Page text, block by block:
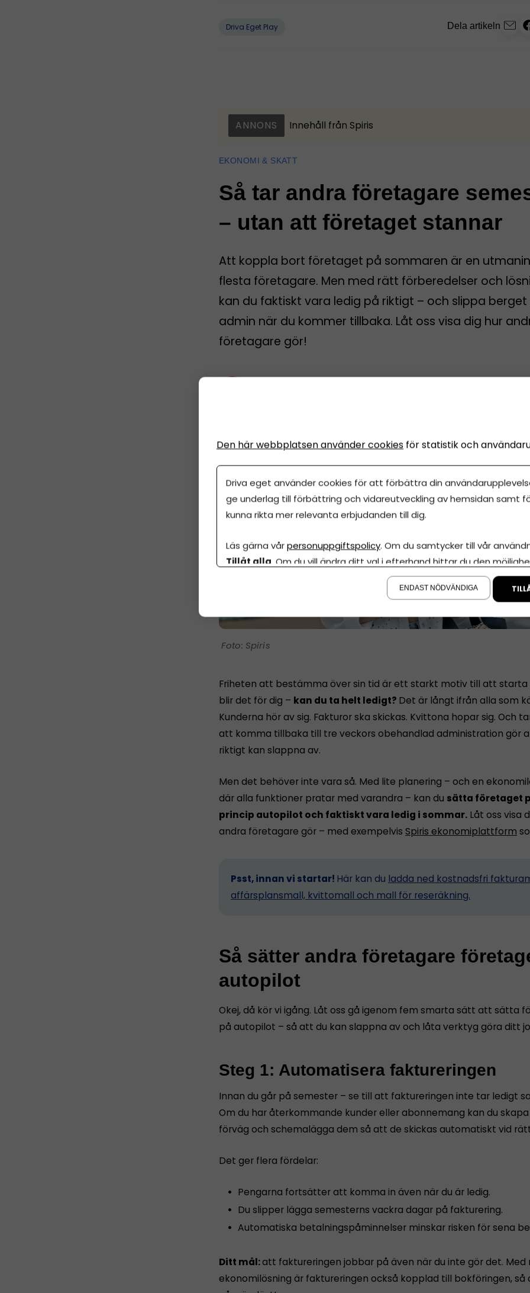
Driva Eget Play Dela artikeln
ANNONS Innehåll från Spiris
EKONOMI & SKATT
Så tar andra företagare
– utan att företaget stannar
Att koppla bort företaget på sommaren är en
flesta företagare. Men med rätt förberedelser och
kan du faktiskt vara ledig på riktigt – och slippa berget
admin när du kommer tillbaka. Låt oss visa dig hur
företagare gör!
Spiris
Friheten att bestämma över sin tid är ett starkt motiv till att starta
blir det för dig – kan du ta helt ledigt? Det är långt ifrån alla som
Kunderna hör av sig. Fakturor ska skickas. Kvittona hopar sig. Och
att komma tillbaka till tre veckors obehandlad administration gör
riktigt kan slappna av.
Men det behöver inte vara så. Med lite planering – och en
där alla funktioner pratar med varandra – kan du sätta företaget
princip autopilot och faktiskt vara ledig i sommar. Låt oss visa
andra företagare gör – med exempelvis Spiris ekonomiplattform
Psst, innan vi startar! Här kan du ladda ned kostnadsfri
affärsplansmall, kvittomall och mall för reseräkning.
Så sätter andra företagare
autopilot
Okej, då kör vi igång. Låt oss gå igenom fem smarta sätt att sätta
på autopilot – så att du kan slappna av och låta verktyg göra ditt
Steg 1: Automatisera faktureringen
Innan du går på semester – se till att faktureringen inte tar ledigt
Om du har återkommande kunder eller abonnemang kan du
förväg och schemalägga dem så att de skickas automatiskt vid
Det ger flera fördelar:
Pengarna fortsätter att komma in även när du är ledig.
Du slipper lägga semesterns vackra dagar på fakturering.
Automatiska betalningspåminnelser minskar risken för sena
Ditt mål:att faktureringen jobbar på även när du inte gör det.
ekonomilösning är faktureringen också kopplad till bokföringen,
Den här webbplatsen använder cookies för statistik och
Driva eget använder cookies för att förbättra din
ge underlag till förbättring och vidareutveckling av hemsidan samt
kunna rikta mer relevanta erbjudanden till dig.
Läs gärna vårpersonuppgiftspolicy. Om du samtycker till vår
Tillåt alla . Om du vill ändra ditt val i efterhand hittar du den
ENDAST NÖDVÄNDIGA